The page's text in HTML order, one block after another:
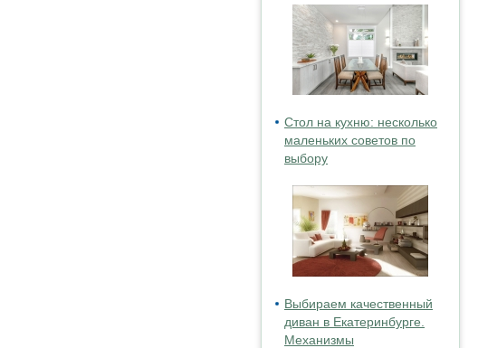
Стол на кухню: несколько
маленьких советов по
выбору
Выбираем качественный
диван в Екатеринбурге.
Механизмы